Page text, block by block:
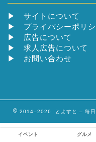
▶ サイトについて
▶ プライバシーポリ
▶ 広告について
▶ 求人広告について
▶ お問い合わせ
2014–2026 とよすと – 毎日
イベント グルメ